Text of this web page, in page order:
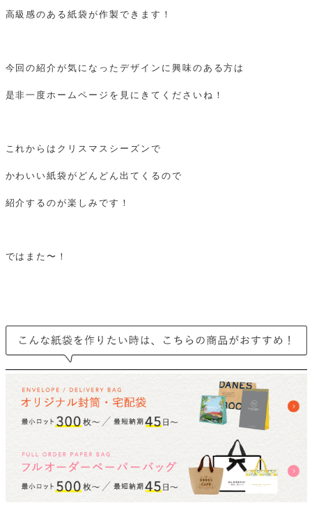
高級感のある紙袋が作製できます！
今回の紹介が気になったデザインに興味のある方は
是非一度ホームページを見にきてくださいね！
これからはクリスマスシーズンで
かわいい紙袋がどんどん出てくるので
紹介するのが楽しみです！
ではまた〜！